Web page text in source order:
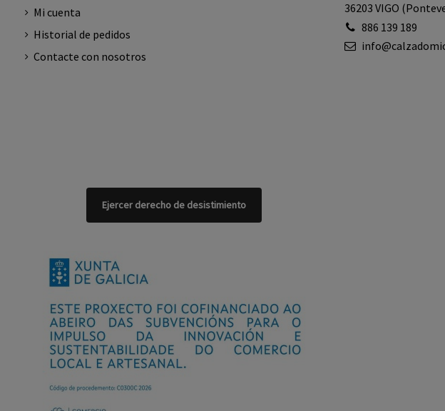
Mi cuenta
Historial de pedidos
Contacte con nosotros
36203 VIGO
886 139 189
Ejercer derecho de desistimiento